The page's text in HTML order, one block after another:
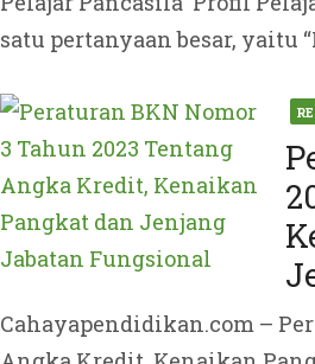
satu pertanyaan besar, yaitu
on
Cahayapendidikan.com –